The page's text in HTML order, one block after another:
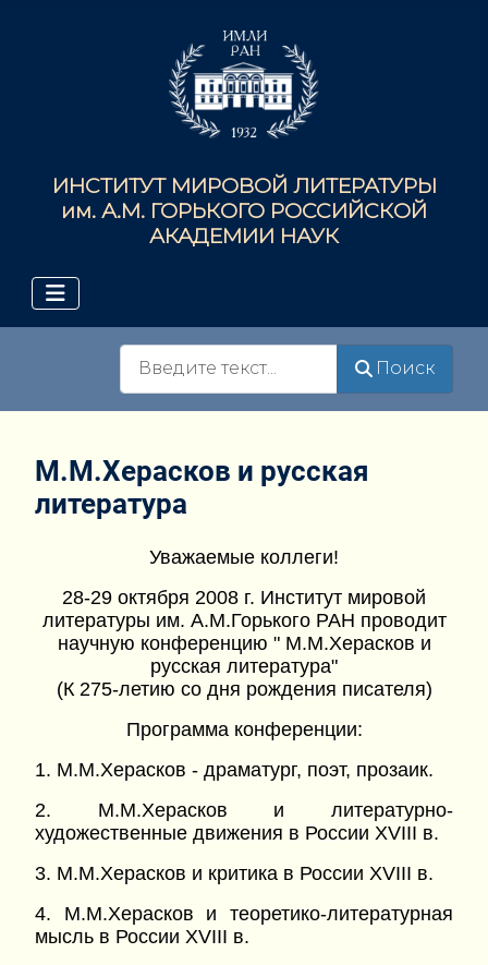
ИНСТИТУТ МИРОВОЙ ЛИТЕРАТУРЫ
им. А.М. ГОРЬКОГО РОССИЙСКОЙ
АКАДЕМИИ НАУК
Поиск
М.М.Херасков и русская
литература
Уважаемые коллеги!
28-29 октября 2008 г. Институт мировой
литературы им. А.М.Горького РАН проводит
научную конференцию " М.М.Херасков и
русская литература"
(К 275-летию со дня рождения писателя)
Программа конференции:
1. М.М.Херасков - драматург, поэт, прозаик.
2. М.М.Херасков и литературно-
художественные движения в России XVIII в.
3. М.М.Херасков и критика в России XVIII в.
4. М.М.Херасков и теоретико-литературная
мысль в России XVIII в.